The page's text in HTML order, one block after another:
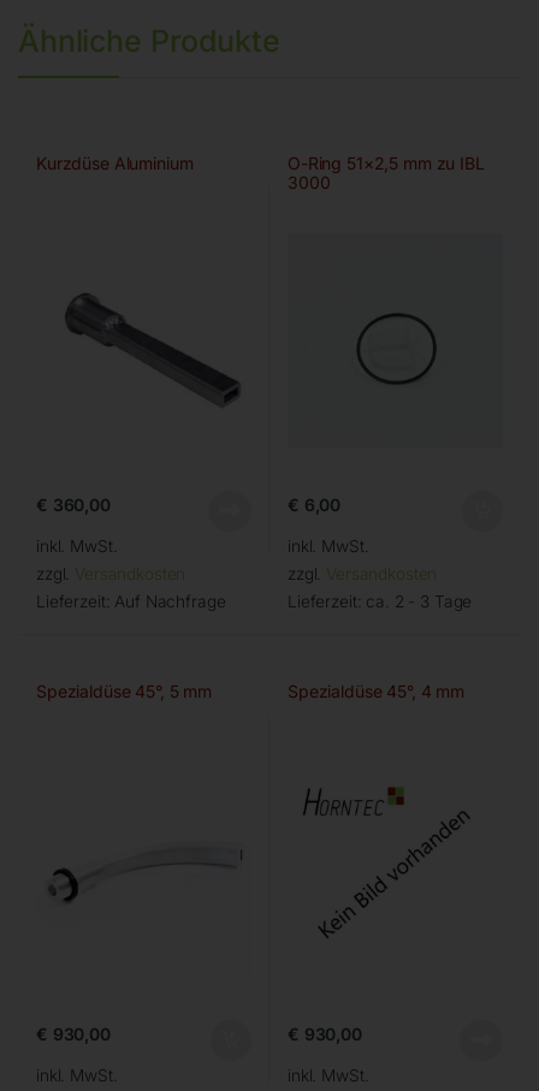
Ähnliche Produkte
Kurzdüse Aluminium
€ 360,00
inkl. MwSt.
zzgl. Versandkosten
Lieferzeit: Auf Nachfrage
O-Ring 51×2,5 mm zu IBL
3000
€ 6,00
inkl. MwSt.
zzgl. Versandkosten
Lieferzeit: ca. 2 - 3 Tage
Spezialdüse 45°, 5 mm
€ 930,00
inkl. MwSt.
Spezialdüse 45°, 4 mm
€ 930,00
inkl. MwSt.